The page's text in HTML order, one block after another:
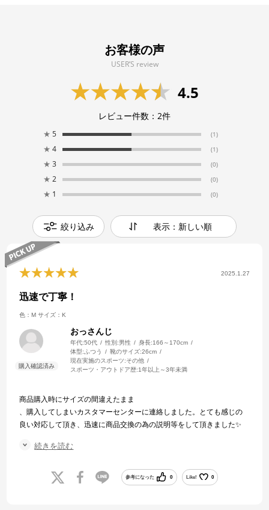
お客様の声
USER’S review
4.5
レビュー件数： 2件
★ 5 (1)
★ 4 (1)
★ 3 (0)
★ 2 (0)
★ 1 (0)
絞り込み 表示：新しい順
2025.1.27
迅速で丁寧！
色：M サイズ：K
おっさんじ
年代:50代 性別:男性 身長:166～170cm
体型:ふつう 靴のサイズ:26cm
現在実施のスポーツ:その他
スポーツ・アウトドア歴:1年以上～3年未満
商品購入時にサイズの間違えたまま
、購入してしまいカスタマーセンターに連絡しました。とても感じの
良い対応して頂き、迅速に商品交換の為の説明等をして頂きました✨
お店ですね！
商品は167/63 size Mでジャストサイズ。
続きを読む
参考になった 0 Like! 0